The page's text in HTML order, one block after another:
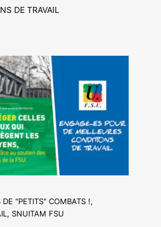
DE TRAVAIL
"PETITS" COMBATS !,
, SNUITAM FSU